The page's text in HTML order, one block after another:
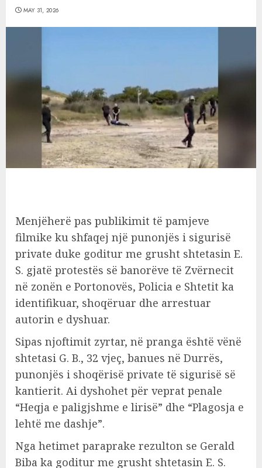
MAY 31, 2026
Menjëherë pas publikimit të pamjeve
filmike ku shfaqej një punonjës i sigurisë
private duke goditur me grusht shtetasin E.
S. gjatë protestës së banorëve të Zvërnecit
në zonën e Portonovës, Policia e Shtetit ka
identifikuar, shoqëruar dhe arrestuar
autorin e dyshuar.
Sipas njoftimit zyrtar, në pranga është vënë
shtetasi G. B., 32 vjeç, banues në Durrës,
punonjës i shoqërisë private të sigurisë së
kantierit. Ai dyshohet për veprat penale
“Heqja e paligjshme e lirisë” dhe “Plagosja e
lehtë me dashje”.
Nga hetimet paraprake rezulton se Gerald
Biba ka goditur me grusht shtetasin E. S.